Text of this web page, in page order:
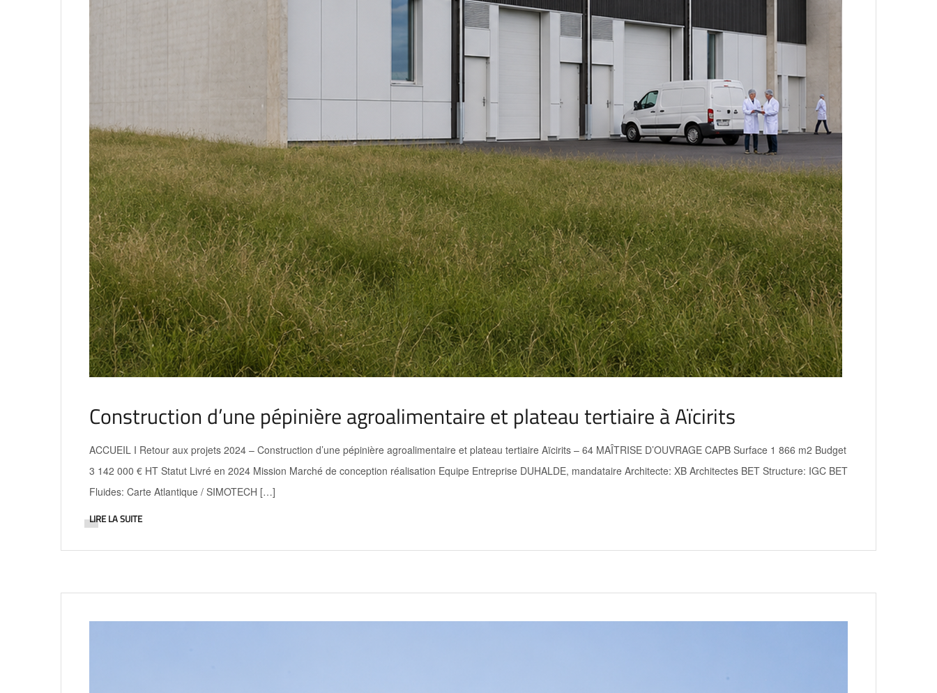
Construction d’une pépinière agroalimentaire et plateau tertiaire à Aïcirits
ACCUEIL I Retour aux projets 2024 – Construction d’une pépinière agroalimentaire et plateau tertiaire Aïcirits – 64 MAÎTRISE D’OUVRAGE CAPB Surface 1 866 m2 Budget
3 142 000 € HT Statut Livré en 2024 Mission Marché de conception réalisation Equipe Entreprise DUHALDE, mandataire Architecte: XB Architectes BET Structure: IGC BET
Fluides: Carte Atlantique / SIMOTECH […]
LIRE LA SUITE